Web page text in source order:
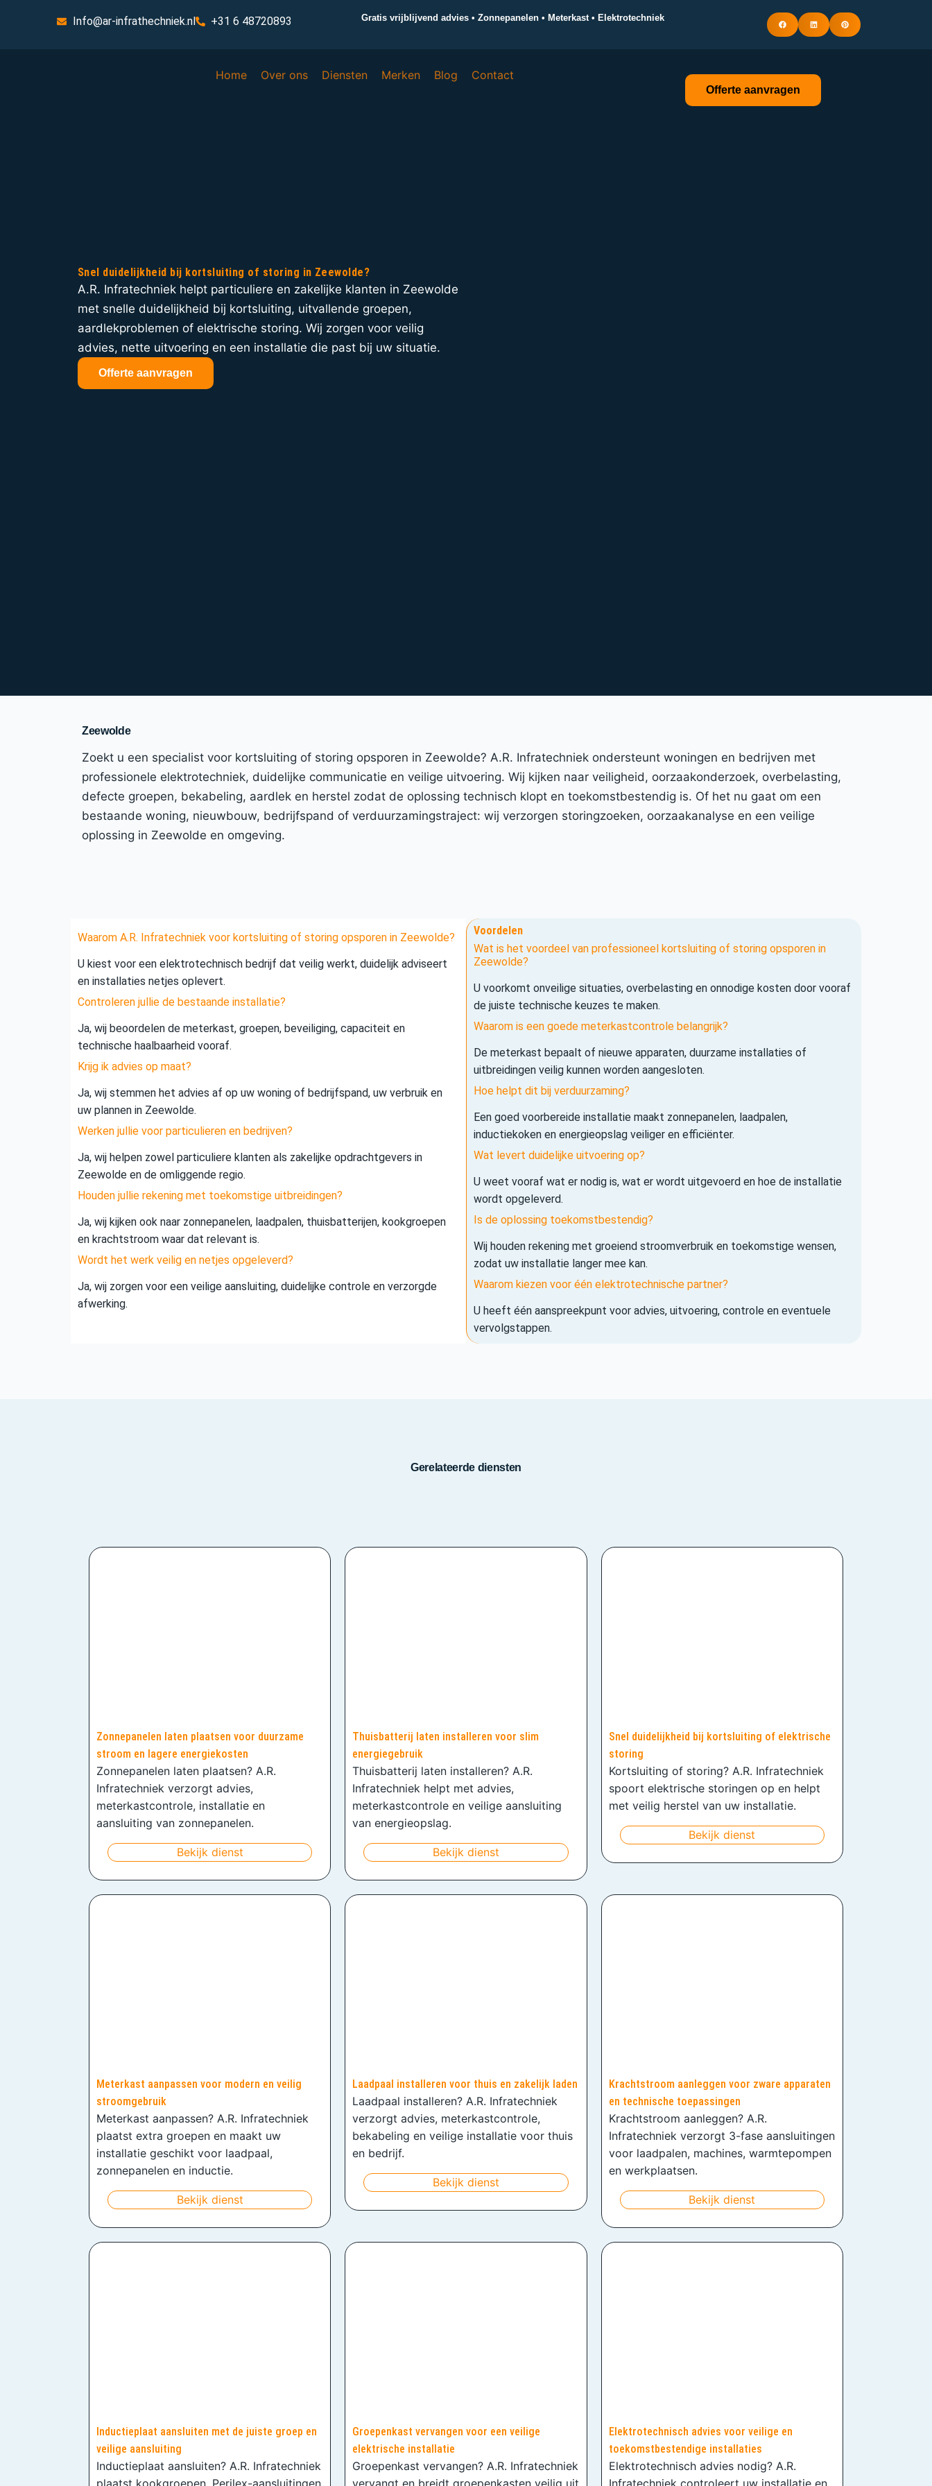
Info@ar-infrathechniek.nl +31 6 48720893 Gratis vrijblijvend advies • Zonnepanelen • Meterkast • Elektrotechniek
Home Over ons Diensten Merken Blog Contact
Offerte aanvragen
Snel duidelijkheid bij kortsluiting of storing in Zeewolde?
A.R. Infratechniek helpt particuliere en zakelijke klanten in Zeewolde
met snelle duidelijkheid bij kortsluiting, uitvallende groepen,
aardlekproblemen of elektrische storing. Wij zorgen voor veilig
advies, nette uitvoering en een installatie die past bij uw situatie.
Offerte aanvragen
Zeewolde
Zoekt u een specialist voor kortsluiting of storing opsporen in Zeewolde? A.R. Infratechniek ondersteunt woningen en bedrijven met
professionele elektrotechniek, duidelijke communicatie en veilige uitvoering. Wij kijken naar veiligheid, oorzaakonderzoek, overbelasting,
defecte groepen, bekabeling, aardlek en herstel zodat de oplossing technisch klopt en toekomstbestendig is. Of het nu gaat om een
bestaande woning, nieuwbouw, bedrijfspand of verduurzamingstraject: wij verzorgen storingzoeken, oorzaakanalyse en een veilige
oplossing in Zeewolde en omgeving.
Waarom A.R. Infratechniek voor kortsluiting of storing opsporen in Zeewolde?
U kiest voor een elektrotechnisch bedrijf dat veilig werkt, duidelijk adviseert
en installaties netjes oplevert.
Controleren jullie de bestaande installatie?
Ja, wij beoordelen de meterkast, groepen, beveiliging, capaciteit en
technische haalbaarheid vooraf.
Krijg ik advies op maat?
Ja, wij stemmen het advies af op uw woning of bedrijfspand, uw verbruik en
uw plannen in Zeewolde.
Werken jullie voor particulieren en bedrijven?
Ja, wij helpen zowel particuliere klanten als zakelijke opdrachtgevers in
Zeewolde en de omliggende regio.
Houden jullie rekening met toekomstige uitbreidingen?
Ja, wij kijken ook naar zonnepanelen, laadpalen, thuisbatterijen, kookgroepen
en krachtstroom waar dat relevant is.
Wordt het werk veilig en netjes opgeleverd?
Ja, wij zorgen voor een veilige aansluiting, duidelijke controle en verzorgde
afwerking.
Voordelen
Wat is het voordeel van professioneel kortsluiting of storing opsporen in
Zeewolde?
U voorkomt onveilige situaties, overbelasting en onnodige kosten door vooraf
de juiste technische keuzes te maken.
Waarom is een goede meterkastcontrole belangrijk?
De meterkast bepaalt of nieuwe apparaten, duurzame installaties of
uitbreidingen veilig kunnen worden aangesloten.
Hoe helpt dit bij verduurzaming?
Een goed voorbereide installatie maakt zonnepanelen, laadpalen,
inductiekoken en energieopslag veiliger en efficiënter.
Wat levert duidelijke uitvoering op?
U weet vooraf wat er nodig is, wat er wordt uitgevoerd en hoe de installatie
wordt opgeleverd.
Is de oplossing toekomstbestendig?
Wij houden rekening met groeiend stroomverbruik en toekomstige wensen,
zodat uw installatie langer mee kan.
Waarom kiezen voor één elektrotechnische partner?
U heeft één aanspreekpunt voor advies, uitvoering, controle en eventuele
vervolgstappen.
Gerelateerde diensten
Zonnepanelen laten plaatsen voor duurzame
stroom en lagere energiekosten
Zonnepanelen laten plaatsen? A.R.
Infratechniek verzorgt advies,
meterkastcontrole, installatie en
aansluiting van zonnepanelen.
Bekijk dienst
Thuisbatterij laten installeren voor slim
energiegebruik
Thuisbatterij laten installeren? A.R.
Infratechniek helpt met advies,
meterkastcontrole en veilige aansluiting
van energieopslag.
Bekijk dienst
Snel duidelijkheid bij kortsluiting of elektrische
storing
Kortsluiting of storing? A.R. Infratechniek
spoort elektrische storingen op en helpt
met veilig herstel van uw installatie.
Bekijk dienst
Meterkast aanpassen voor modern en veilig
stroomgebruik
Meterkast aanpassen? A.R. Infratechniek
plaatst extra groepen en maakt uw
installatie geschikt voor laadpaal,
zonnepanelen en inductie.
Bekijk dienst
Laadpaal installeren voor thuis en zakelijk laden
Laadpaal installeren? A.R. Infratechniek
verzorgt advies, meterkastcontrole,
bekabeling en veilige installatie voor thuis
en bedrijf.
Bekijk dienst
Krachtstroom aanleggen voor zware apparaten
en technische toepassingen
Krachtstroom aanleggen? A.R.
Infratechniek verzorgt 3-fase aansluitingen
voor laadpalen, machines, warmtepompen
en werkplaatsen.
Bekijk dienst
Inductieplaat aansluiten met de juiste groep en
veilige aansluiting
Inductieplaat aansluiten? A.R. Infratechniek
Groepenkast vervangen voor een veilige
elektrische installatie
Groepenkast vervangen? A.R. Infratechniek
Elektrotechnisch advies voor veilige en
toekomstbestendige installaties
Elektrotechnisch advies nodig? A.R.